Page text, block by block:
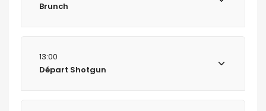
Brunch
13:00
Départ Shotgun